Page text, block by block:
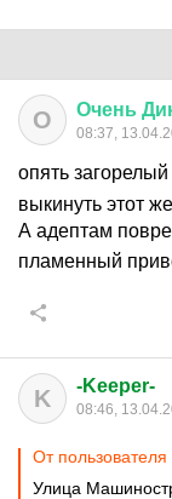
О Очень
08:37,
опять
выкинуть этот
А адептам
пламенный
K -Keeper-
08:46,
От пользователя
Улица